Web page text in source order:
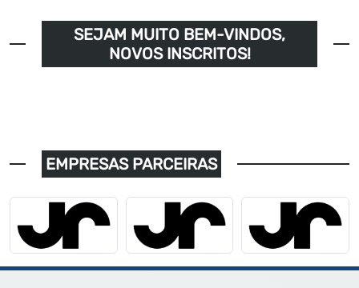
SEJAM MUITO BEM-VINDOS,
NOVOS INSCRITOS!
EMPRESAS PARCEIRAS